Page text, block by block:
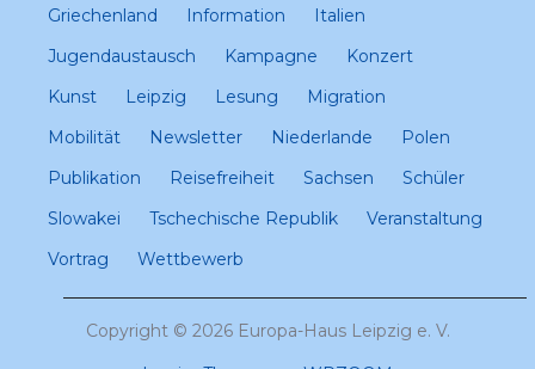
Griechenland
Information
Italien
Jugendaustausch
Kampagne
Konzert
Kunst
Leipzig Lesung
Migration
Mobilität
Newsletter Niederlande
Polen
Publikation
Reisefreiheit Sachsen
Schüler
Slowakei
Tschechische Republik
Veranstaltung
Vortrag
Wettbewerb
Copyright © 2026 Europa-Haus Leipzig e. V.